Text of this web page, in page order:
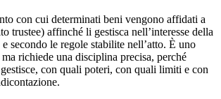
con cui determinati beni vengono affidati a
trustee) affinché li gestisca nell’interesse della
secondo le regole stabilite nell’atto. È uno
richiede una disciplina precisa, perché
con quali poteri, con quali limiti e con